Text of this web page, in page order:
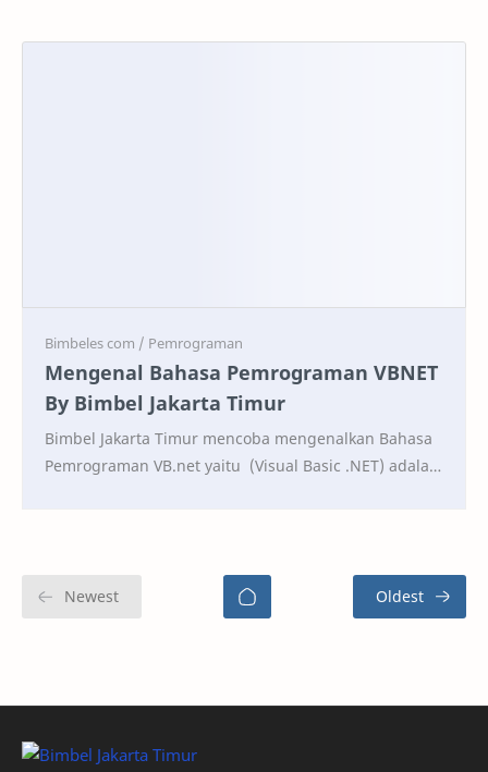
Mengenal Bahasa Pemrograman VBNET
By Bimbel Jakarta Timur
Bimbel Jakarta Timur mencoba mengenalkan Bahasa
Pemrograman VB.net yaitu (Visual Basic .NET) adalah